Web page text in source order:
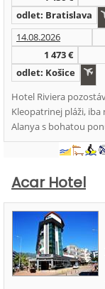
odlet: Bratislava
14.08.2026
1 473 €
odlet: Košice
Hotel Riviera
Kleopatrinej pláži,
Alanya s bohatou
Acar Hotel